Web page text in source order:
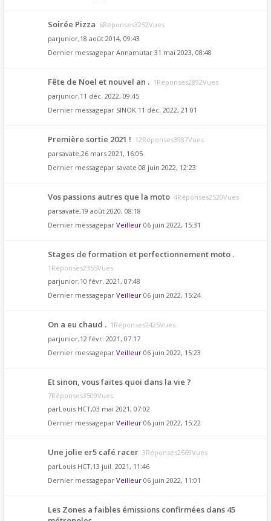
Soirée Pizza 6Réponses3252Vues
parjunior,18 août 2014, 09:43
Dernier messagepar Annamutar 31 mai 2023, 08:48
Fête de Noel et nouvel an . 1Réponses2892Vues
parjunior,11 déc. 2022, 09:45
Dernier messagepar SINOK 11 déc. 2022, 21:01
Première sortie 2021 ! 12Réponses3987Vues
parsavate,26 mars 2021, 16:05
Dernier messagepar savate 08 juin 2022, 12:23
Vos passions autres que la moto 4Réponses2520Vues
parsavate,19 août 2020, 08:18
Dernier messagepar Veilleur 06 juin 2022, 15:31
Stages de formation et perfectionnement moto .
1Réponses2355Vues
parjunior,10 févr. 2021, 07:48
Dernier messagepar Veilleur 06 juin 2022, 15:24
On a eu chaud . 1Réponses2425Vues
parjunior,12 févr. 2021, 07:17
Dernier messagepar Veilleur 06 juin 2022, 15:23
Et sinon, vous faites quoi dans la vie ?
7Réponses3509Vues
parLouis HCT,03 mai 2021, 07:02
Dernier messagepar Veilleur 06 juin 2022, 15:22
Une jolie er5 café racer 3Réponses2669Vues
parLouis HCT,13 juil. 2021, 11:46
Dernier messagepar Veilleur 06 juin 2022, 11:01
Les Zones a faibles émissions confirmées dans 45